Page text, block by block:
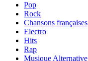
Pop
Rock
Chansons françaises
Electro
Hits
Rap
Musique Alternative